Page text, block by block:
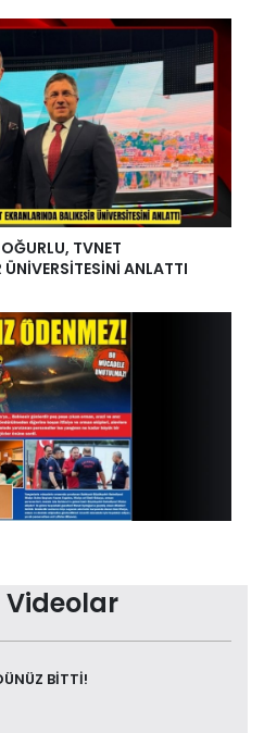
TVNET
ANLATTI
Videolar
BİTTİ!